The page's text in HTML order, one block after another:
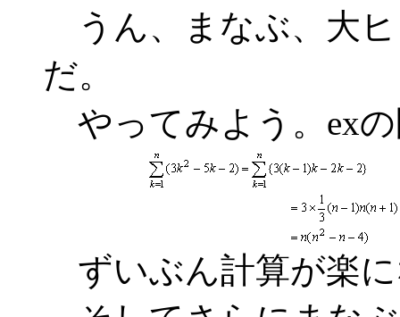
うん、まなぶ、大
だ。
やってみよう。ex
ずいぶん計算が楽